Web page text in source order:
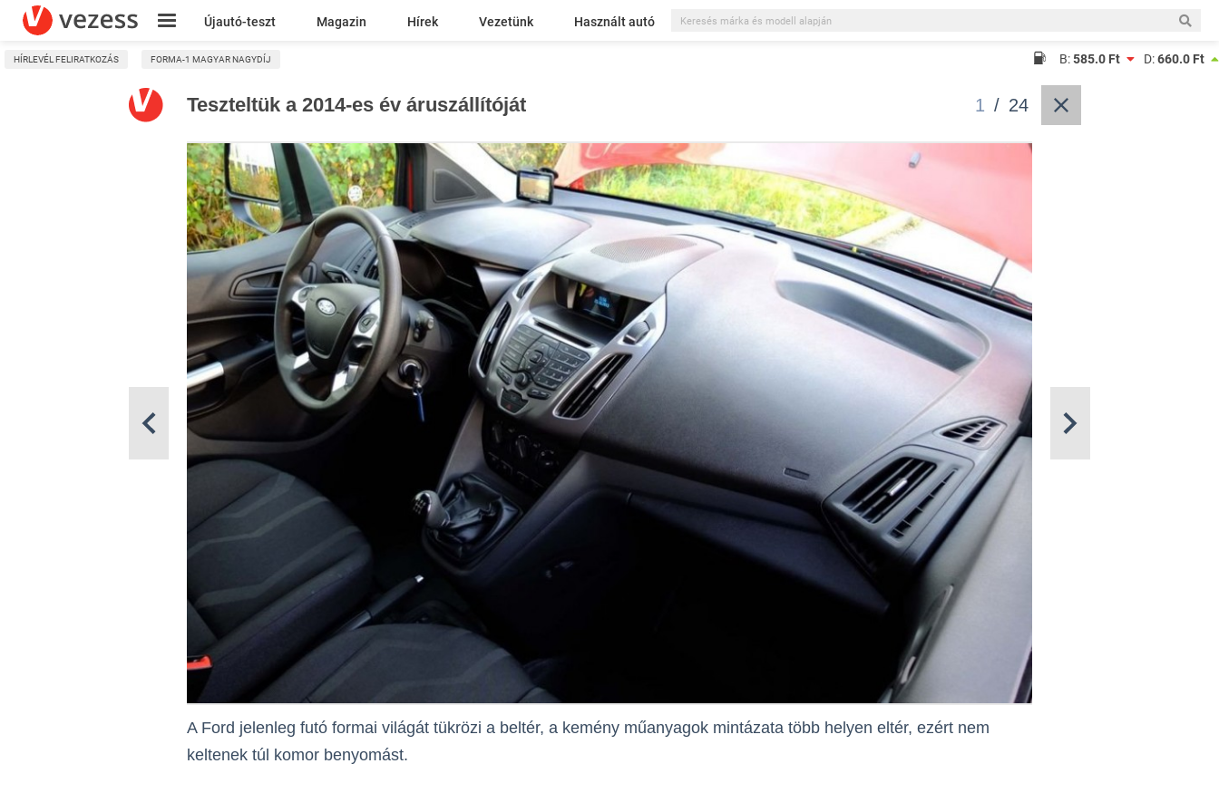
Újautó-teszt Magazin Hírek Vezetünk Használt autó
Kresz
HÍRLEVÉL FELIRATKOZÁS FORMA-1 MAGYAR NAGYDÍJ B:585.0 Ft D:660.0 Ft
Teszteltük a 2014-es év áruszállítóját 1 / 24
A Ford jelenleg futó formai világát tükrözi a beltér, a kemény műanyagok mintázata több helyen eltér, ezért nem
keltenek túl komor benyomást.